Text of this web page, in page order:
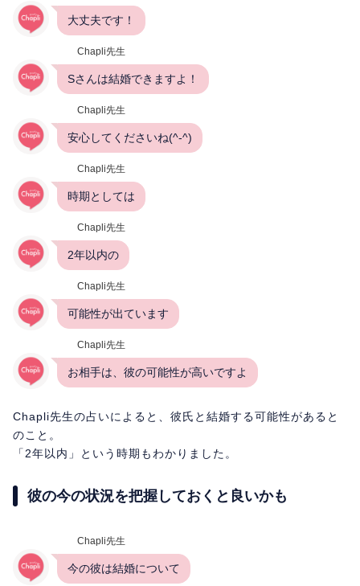
大丈夫です！
Chapli先生
Sさんは結婚できますよ！
Chapli先生
安心してくださいね(^-^)
Chapli先生
時期としては
Chapli先生
2年以内の
Chapli先生
可能性が出ています
Chapli先生
お相手は、彼の可能性が高いですよ
Chapli先生の占いによると、彼氏と結婚する可能性があると
のこと。
「2年以内」という時期もわかりました。
彼の今の状況を把握しておくと良いかも
Chapli先生
今の彼は結婚について